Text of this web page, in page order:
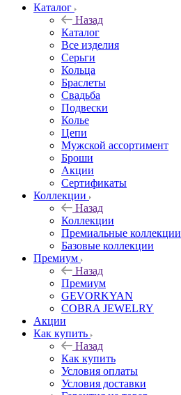
Каталог
Назад
Каталог
Все изделия
Серьги
Кольца
Браслеты
Свадьба
Подвески
Колье
Цепи
Мужской ассортимент
Броши
Акции
Сертификаты
Коллекции
Назад
Коллекции
Премиальные коллекции
Базовые коллекции
Премиум
Назад
Премиум
GEVORKYAN
COBRA JEWELRY
Акции
Как купить
Назад
Как купить
Условия оплаты
Условия доставки